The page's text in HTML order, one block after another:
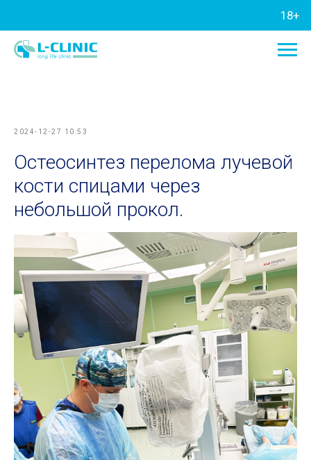
2024-12-27 10:53
Остеосинтез перелома лучевой
кости спицами через
небольшой прокол.